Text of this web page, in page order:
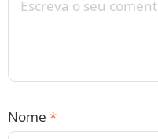
Nome *